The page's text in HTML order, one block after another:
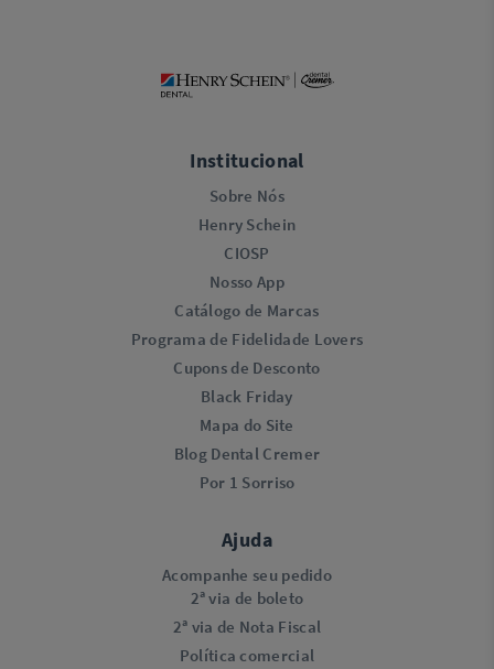
Institucional
Sobre Nós
Henry Schein
CIOSP
Nosso App
Catálogo de Marcas
Programa de Fidelidade Lovers​
Cupons de Desconto
Black Friday
Mapa do Site
Blog Dental Cremer
Por 1 Sorriso
Ajuda
Acompanhe seu pedido
2ª via de boleto
2ª via de Nota Fiscal
Política comercial